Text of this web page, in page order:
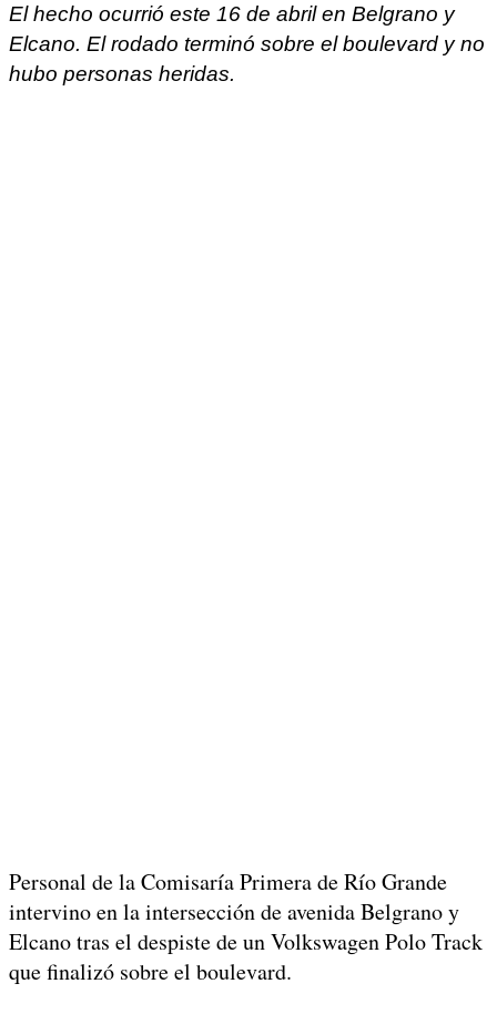
El hecho ocurrió este 16 de abril en Belgrano y
Elcano. El rodado terminó sobre el boulevard y no
hubo personas heridas.
Personal de la Comisaría Primera de Río Grande
intervino en la intersección de avenida Belgrano y
Elcano tras el despiste de un Volkswagen Polo Track
que finalizó sobre el boulevard.